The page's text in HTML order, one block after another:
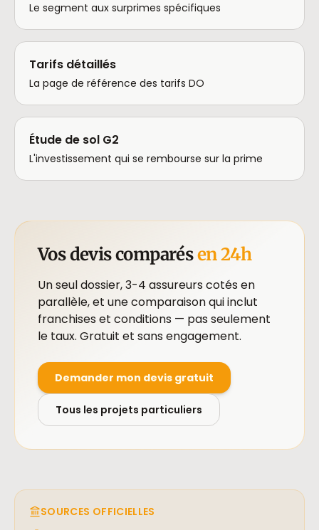
Le segment aux surprimes spécifiques
Tarifs détaillés
La page de référence des tarifs DO
Étude de sol G2
L'investissement qui se rembourse sur la prime
Vos devis comparésen 24h
Un seul dossier, 3-4 assureurs cotés en
parallèle, et une comparaison qui inclut
franchises et conditions — pas seulement
le taux. Gratuit et sans engagement.
Demander mon devis gratuit
Tous les projets particuliers
SOURCES OFFICIELLES